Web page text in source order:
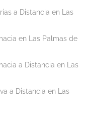
a Distancia en Las
en Las Palmas de
a Distancia en Las
a Distancia en Las